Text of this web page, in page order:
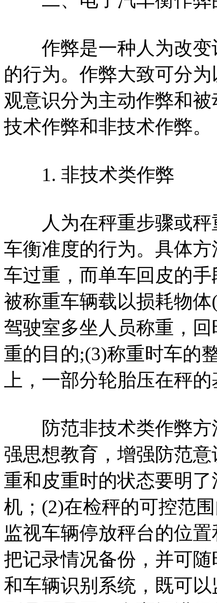
作弊是一种人为改变
的行为。作弊大致可分
观意识分为主动作弊和
技术作弊和非技术作弊。
1. 非技术类作弊
人为在秤重步骤或秤
车衡准度的行为。具体
车过重，而单车回皮的
被称重车辆载以损耗物
驾驶室多坐人员称重，
重的目的;(3)称重时车的
上，一部分轮胎压在秤
防范非技术类作弊方
强思想教育，增强防范
重和皮重时的状态要明
机；(2)在检秤的可控范
监视车辆停放秤台的位
把记录情况备份，并可
和车辆识别系统，既可